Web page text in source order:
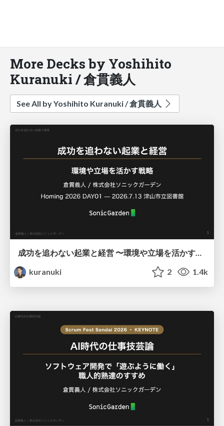
More Decks by Yoshihito
Kuranuki / 倉貫義人
See All by Yoshihito Kuranuki / 倉貫義人
成功を追わない起業と経営 〜環境や立場を活かす戦略（Homing 2026）
kuranuki
2 1.4k